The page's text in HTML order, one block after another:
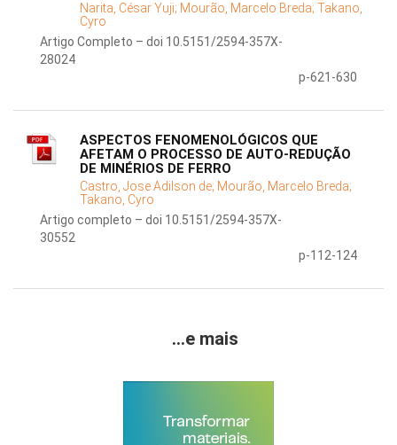
Narita, César Yuji; Mourão, Marcelo Breda; Takano,
Cyro
Artigo Completo – doi 10.5151/2594-357X-
28024
p-621-630
ASPECTOS FENOMENOLÓGICOS QUE
AFETAM O PROCESSO DE AUTO-REDUÇÃO
DE MINÉRIOS DE FERRO
Castro, Jose Adilson de; Mourão, Marcelo Breda;
Takano, Cyro
Artigo completo – doi 10.5151/2594-357X-
30552
p-112-124
...e mais